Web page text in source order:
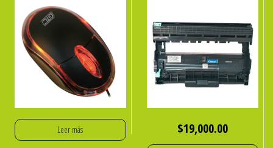
Leer más $19,000.00